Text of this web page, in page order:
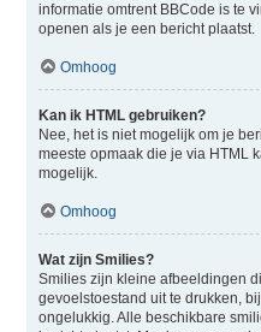
informatie omtrent BBCode is te
openen als je een bericht plaatst.
Omhoog
Kan ik HTML gebruiken?
Nee, het is niet mogelijk om je
meeste opmaak die je via HTML
mogelijk.
Omhoog
Wat zijn Smilies?
Smilies zijn kleine afbeeldingen
gevoelstoestand uit te drukken,
ongelukkig. Alle beschikbare